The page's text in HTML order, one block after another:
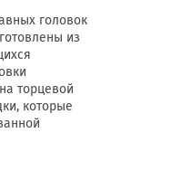
головок
из
торцевой
которые